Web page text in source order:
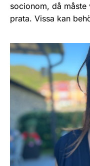
socionom, då
prata. Vissa kan